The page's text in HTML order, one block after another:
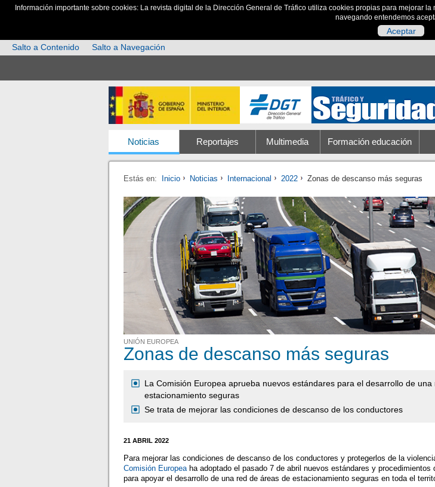
Información importante sobre cookies: La revista digital de la Dirección General de Tráfico utiliza cookies propias para mejorar
navegando entendemos
Aceptar
Salto a Contenido
Salto a Navegación
Noticias Reportajes Multimedia Formación educación
Estás en: Inicio Noticias Internacional 2022 Zonas de descanso más seguras
UNIÓN EUROPEA
Zonas de descanso más seguras
La Comisión Europea aprueba nuevos estándares para el desarrollo de
estacionamiento seguras
Se trata de mejorar las condiciones de descanso de los conductores
21 ABRIL 2022
Para mejorar las condiciones de descanso de los conductores y protegerlos de la
Comisión Europea ha adoptado el pasado 7 de abril nuevos estándares y procedimientos
para apoyar el desarrollo de una red de áreas de estacionamiento seguras en toda el